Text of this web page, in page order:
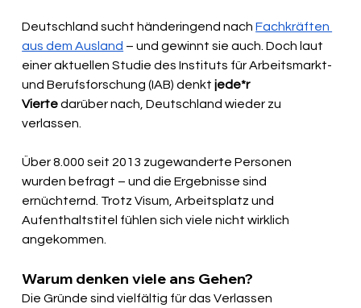
Deutschland sucht händeringend nach Fachkräften
aus dem Ausland – und gewinnt sie auch. Doch laut
einer aktuellen Studie des Instituts für Arbeitsmarkt-
und Berufsforschung (IAB) denkt jede*r
Vierte darüber nach, Deutschland wieder zu
verlassen.
Über 8.000 seit 2013 zugewanderte Personen
wurden befragt – und die Ergebnisse sind
ernüchternd. Trotz Visum, Arbeitsplatz und
Aufenthaltstitel fühlen sich viele nicht wirklich
angekommen.
Warum denken viele ans Gehen?
Die Gründe sind vielfältig für das Verlassen